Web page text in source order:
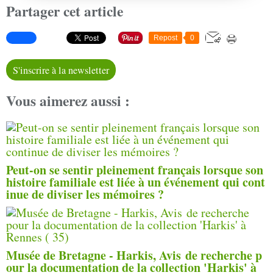
Partager cet article
Repost 0
S'inscrire à la newsletter
Vous aimerez aussi :
Peut-on se sentir pleinement français lorsque son
histoire familiale est liée à un événement qui cont
inue de diviser les mémoires ?
Musée de Bretagne - Harkis, Avis de recherche p
our la documentation de la collection 'Harkis' à